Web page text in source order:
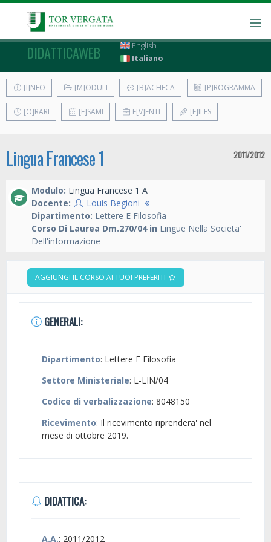
DIDATTICAWEB
English
Italiano
[I]NFO [M]ODULI [B]ACHECA [P]ROGRAMMA
[O]RARI [E]SAMI E[V]ENTI [F]ILES
Lingua Francese 1 2011/2012
Modulo: Lingua Francese 1 A
Docente:
Louis Begioni
Dipartimento: Lettere E Filosofia
Corso Di Laurea Dm.270/04 in Lingue Nella Societa'
Dell'informazione
AGGIUNGI IL CORSO AI TUOI PREFERITI
GENERALI:
Dipartimento: Lettere E Filosofia
Settore Ministeriale: L-LIN/04
Codice di verbalizzazione: 8048150
Ricevimento: Il ricevimento riprendera' nel
mese di ottobre 2019.
DIDATTICA:
A.A.: 2011/2012